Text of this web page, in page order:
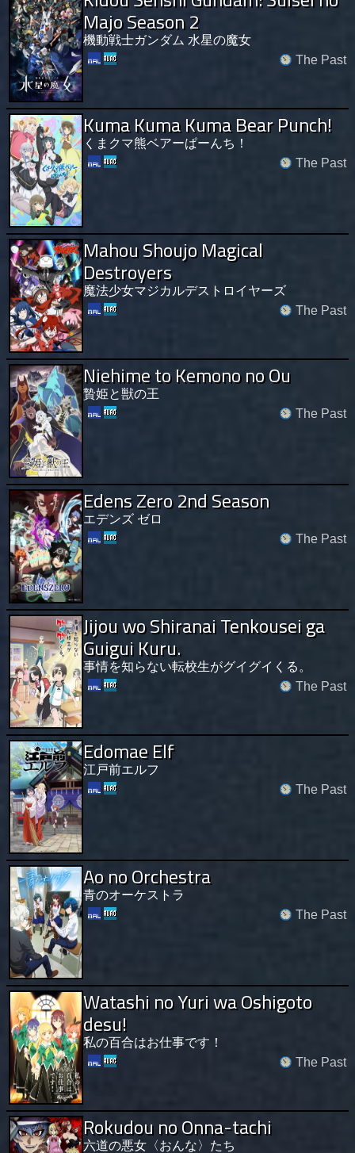
Majo Season 2
機動戦士ガンダム 水星の魔女
The Past
Kuma Kuma Kuma Bear Punch!
くまクマ熊ベアーぱーんち！
The Past
Mahou Shoujo Magical
Destroyers
魔法少女マジカルデストロイヤーズ
The Past
Niehime to Kemono no Ou
贄姫と獣の王
The Past
Edens Zero 2nd Season
エデンズ ゼロ
The Past
Jijou wo Shiranai Tenkousei ga
Guigui Kuru.
事情を知らない転校生がグイグイくる。
The Past
Edomae Elf
江戸前エルフ
The Past
Ao no Orchestra
青のオーケストラ
The Past
Watashi no Yuri wa Oshigoto
desu!
私の百合はお仕事です！
The Past
Rokudou no Onna-tachi
六道の悪女〈おんな〉たち